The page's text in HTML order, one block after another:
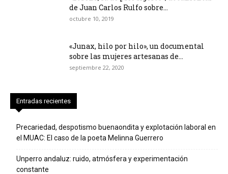
de Juan Carlos Rulfo sobre...
octubre 10, 2019
«Junax, hilo por hilo», un documental
sobre las mujeres artesanas de...
septiembre 22, 2020
Entradas recientes
Precariedad, despotismo buenaondita y explotación laboral en
el MUAC: El caso de la poeta Melinna Guerrero
Unperro andaluz: ruido, atmósfera y experimentación
constante